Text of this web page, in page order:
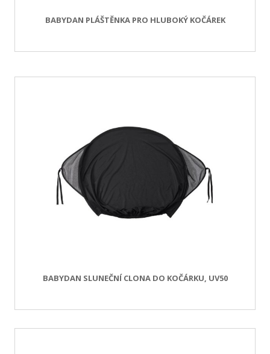
BABYDAN PLÁŠTĚNKA PRO HLUBOKÝ KOČÁREK
BABYDAN SLUNEČNÍ CLONA DO KOČÁRKU, UV50